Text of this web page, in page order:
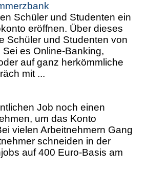
Schüler und Studenten ein
eröffnen. Über dieses
Schüler und Studenten von
es Online-Banking,
auf ganz herkömmliche
mit ...
Job noch einen
um das Konto
vielen Arbeitnehmern Gang
schneiden in der
auf 400 Euro-Basis am